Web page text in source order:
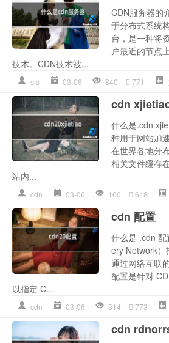
CDN服务器的
于分布式系统
台，是一种将
户最近的节点
技术。CDN技术被...
sls 03-06 840 771
cdn
什么是.cdn
种用于网站加
在世界各地分
相关文件缓存
站内...
cdn 03-06 160 648
cdn 配置
什么是 .cdn
ery Network）
通过网络互联
配置是针对
以指定 C...
cdn 03-06 314 773
cdn